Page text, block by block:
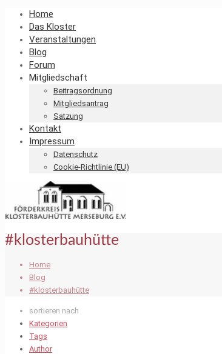
Home
Das Kloster
Veranstaltungen
Blog
Forum
Mitgliedschaft
Beitragsordnung
Mitgliedsantrag
Satzung
Kontakt
Impressum
Datenschutz
Cookie-Richtlinie (EU)
#klosterbauhütte
Home
Blog
#klosterbauhütte
sortieren nach
Kategorien
Tags
Author